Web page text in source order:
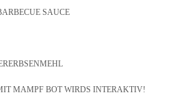
SAUCE
MAMPF BOT WIRDS INTERAKTIV!